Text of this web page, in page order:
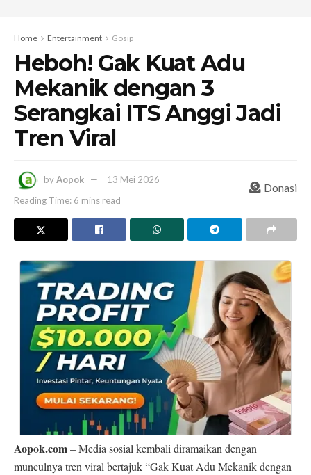
Home Entertainment Gosip
Heboh! Gak Kuat Adu
Mekanik dengan 3
Serangkai ITS Anggi Jadi
Tren Viral
byAopok
13 Mei 2026
Reading Time: 6 mins read
Donasi
Aopok.com– Media sosial kembali diramaikan dengan
munculnya tren viral bertajuk “Gak Kuat Adu Mekanik dengan